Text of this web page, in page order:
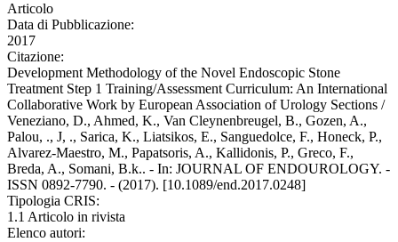
Articolo
Data di Pubblicazione:
2017
Citazione:
Development Methodology of the Novel Endoscopic Stone
Treatment Step 1 Training/Assessment Curriculum: An International
Collaborative Work by European Association of Urology Sections /
Veneziano, D., Ahmed, K., Van Cleynenbreugel, B., Gozen, A.,
Palou, ., J, ., Sarica, K., Liatsikos, E., Sanguedolce, F., Honeck, P.,
Alvarez-Maestro, M., Papatsoris, A., Kallidonis, P., Greco, F.,
Breda, A., Somani, B.k.. - In: JOURNAL OF ENDOUROLOGY. -
ISSN 0892-7790. - (2017). [10.1089/end.2017.0248]
Tipologia CRIS:
1.1 Articolo in rivista
Elenco autori: